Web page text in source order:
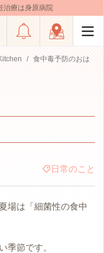
治療は身原病院
食中毒予防のおは
日常のこと
場は「細菌性の食中
季節です。